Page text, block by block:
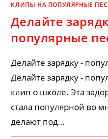
КЛИПЫ НА ПОПУЛЯРНЫЕ
Делайте
популярные
Делайте зарядку -
Делайте зарядку -
клип о школе. Эта
стала популярной во
делают под…